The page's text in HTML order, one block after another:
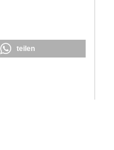
teilen